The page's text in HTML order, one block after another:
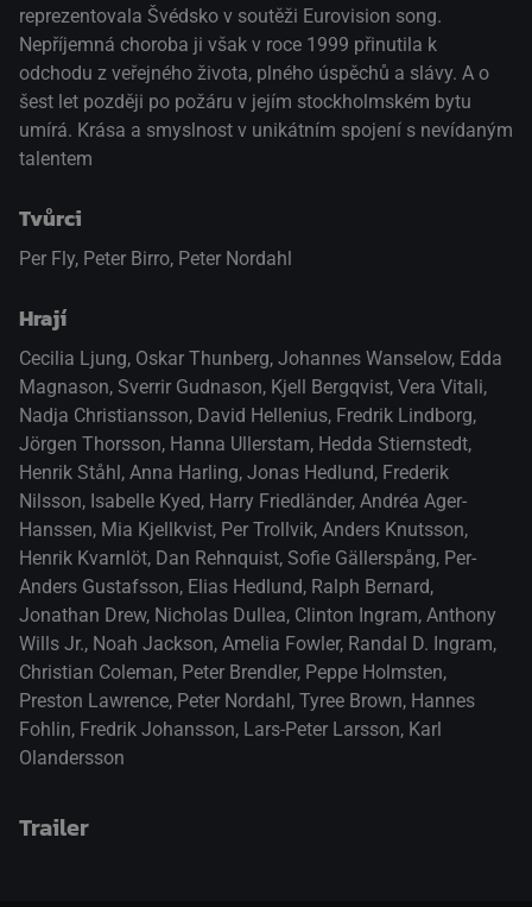
reprezentovala Švédsko v soutěži Eurovision song.
Nepříjemná choroba ji však v roce 1999 přinutila k
odchodu z veřejného života, plného úspěchů a slávy. A o
šest let později po požáru v jejím stockholmském bytu
umírá. Krása a smyslnost v unikátním spojení s nevídaným
talentem
Tvůrci
Per Fly, Peter Birro, Peter Nordahl
Hrají
Cecilia Ljung, Oskar Thunberg, Johannes Wanselow, Edda
Magnason, Sverrir Gudnason, Kjell Bergqvist, Vera Vitali,
Nadja Christiansson, David Hellenius, Fredrik Lindborg,
Jörgen Thorsson, Hanna Ullerstam, Hedda Stiernstedt,
Henrik Ståhl, Anna Harling, Jonas Hedlund, Frederik
Nilsson, Isabelle Kyed, Harry Friedländer, Andréa Ager-
Hanssen, Mia Kjellkvist, Per Trollvik, Anders Knutsson,
Henrik Kvarnlöt, Dan Rehnquist, Sofie Gällerspång, Per-
Anders Gustafsson, Elias Hedlund, Ralph Bernard,
Jonathan Drew, Nicholas Dullea, Clinton Ingram, Anthony
Wills Jr., Noah Jackson, Amelia Fowler, Randal D. Ingram,
Christian Coleman, Peter Brendler, Peppe Holmsten,
Preston Lawrence, Peter Nordahl, Tyree Brown, Hannes
Fohlin, Fredrik Johansson, Lars-Peter Larsson, Karl
Olandersson
Trailer